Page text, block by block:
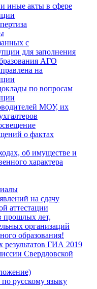
иные акты в сфере
с
для заполнения
АГО
на
по вопросам
МОУ, их
о фактах
об имуществе и
характера
на сдачу
аттестации
лет,
организаций
образования!
ГИА 2019
Свердловской
русскому языку